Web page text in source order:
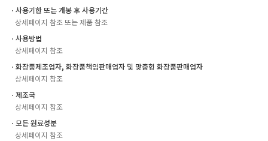
ㆍ사용기한 또는 개봉 후 사용기간
상세페이지 참조 또는 제품 참조
ㆍ사용방법
상세페이지 참조
ㆍ화장품제조업자, 화장품책임판매업자 및 맞춤형 화장품판매업자
상세페이지 참조
ㆍ제조국
상세페이지 참조
ㆍ모든 원료성분
상세페이지 참조